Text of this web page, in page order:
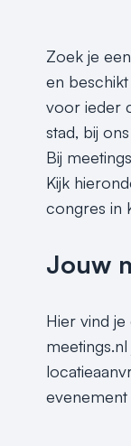
Zoek je
en
voor ieder
stad, bij
Bij
Kijk
congres in
Jouw
Hier vind